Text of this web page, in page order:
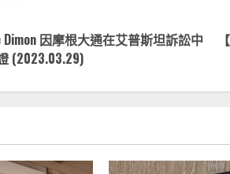
Dimon 因摩根大通在艾普斯坦訴訟中
(2023.03.29)